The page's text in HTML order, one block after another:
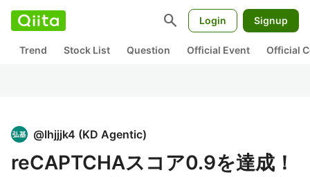
search Login Signup
Trend Stock List Question Official Event Official
@lhjjjk4 (KD Agentic)
reCAPTCHAスコア0.9を達成！